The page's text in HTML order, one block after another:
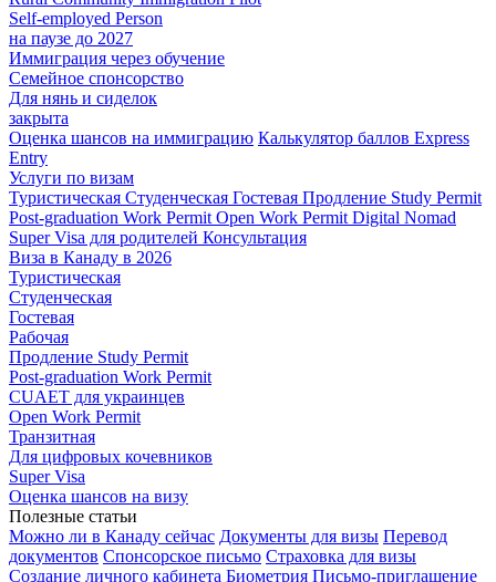
Self-employed Person
на паузе до 2027
Иммиграция через обучение
Семейное спонсорство
Для нянь и сиделок
закрыта
Оценка шансов на иммиграцию Калькулятор баллов Express
Entry
Услуги по визам
Туристическая Студенческая Гостевая Продление Study Permit
Post-graduation Work Permit Open Work Permit Digital Nomad
Super Visa для родителей Консультация
Виза в Канаду в 2026
Туристическая
Студенческая
Гостевая
Рабочая
Продление Study Permit
Post-graduation Work Permit
CUAET для украинцев
Open Work Permit
Транзитная
Для цифровых кочевников
Super Visa
Оценка шансов на визу
Полезные статьи
Можно ли в Канаду сейчас Документы для визы Перевод
документов Спонсорское письмо Страховка для визы
Создание личного кабинета Биометрия Письмо-приглашение